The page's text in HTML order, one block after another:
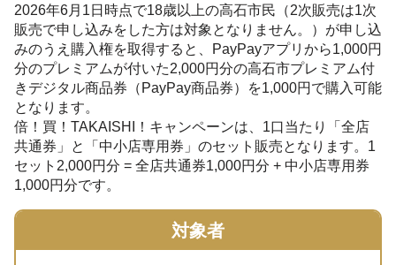
2026年6月1日時点で18歳以上の高石市民（2次販売は1次
販売で申し込みをした方は対象となりません。）が申し込
みのうえ購入権を取得すると、PayPayアプリから1,000円
分のプレミアムが付いた2,000円分の高石市プレミアム付
きデジタル商品券（PayPay商品券）を1,000円で購入可能
となります。
倍！買！TAKAISHI！キャンペーンは、1口当たり「全店
共通券」と「中小店専用券」のセット販売となります。1
セット2,000円分 = 全店共通券1,000円分 + 中小店専用券
1,000円分です。
対象者